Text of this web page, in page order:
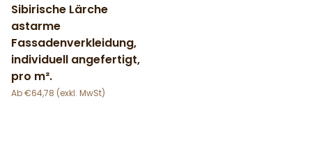
Sibirische Lärche
astarme
Fassadenverkleidung,
individuell angefertigt,
pro m².
€64,78